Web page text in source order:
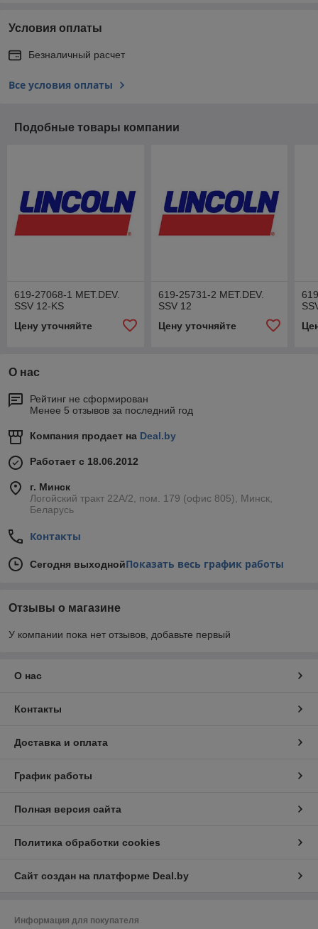
Условия оплаты
Безналичный расчет
Все условия оплаты
Подобные товары компании
619-27068-1 MET.DEV.
SSV 12-KS
Цену уточняйте
619-25731-2 MET.DEV.
SSV 12
Цену уточняйте
О нас
Рейтинг не сформирован
Менее 5 отзывов за последний год
Компания продает на Deal.by
Работает с 18.06.2012
г. Минск
Логойский тракт 22А/2, пом. 179 (офис 805), Минск,
Беларусь
Контакты
Сегодня выходнойПоказать весь график работы
Отзывы о магазине
У компании пока нет отзывов, добавьте первый
О нас
Контакты
Доставка и оплата
График работы
Полная версия сайта
Политика обработки cookies
Сайт создан на платформе Deal.by
Информация для покупателя